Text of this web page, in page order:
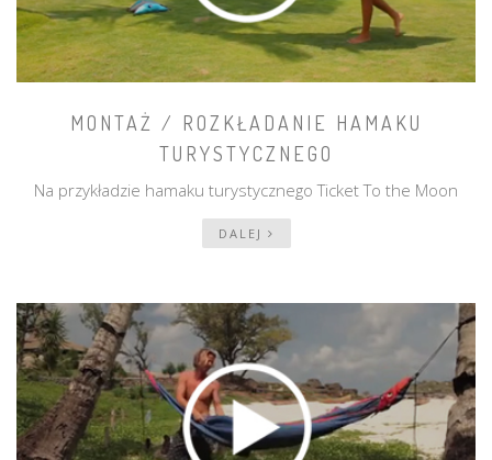
MONTAŻ / ROZKŁADANIE HAMAKU
TURYSTYCZNEGO
Na przykładzie hamaku turystycznego Ticket To the Moon
DALEJ